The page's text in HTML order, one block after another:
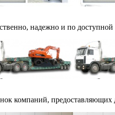
надежно и по
компаний, предоставляющих